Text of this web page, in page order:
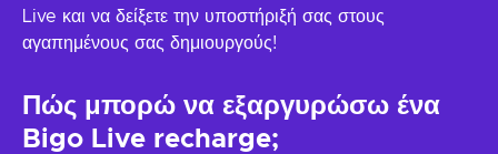
Live και να δείξετε την υποστήριξή σας στους
αγαπημένους σας δημιουργούς!
Πώς μπορώ να εξαργυρώσω ένα
Bigo Live recharge;